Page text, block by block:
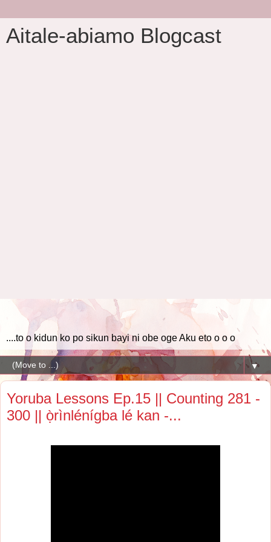
Aitale-abiamo Blogcast
....to o kidun ko po sikun bayi ni obe oge Aku eto o o o
▼
Yoruba Lessons Ep.15 || Counting 281 -
300 || ọ̀rìnlénígba lé kan -...